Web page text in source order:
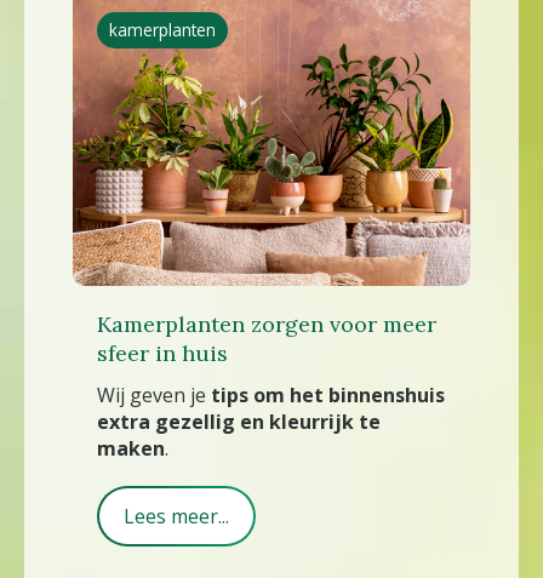
Kamerplanten zorgen voor meer
sfeer in huis
Wij geven je tips om het binnenshuis
extra gezellig en kleurrijk te
maken.
Lees meer...
kamerplanten